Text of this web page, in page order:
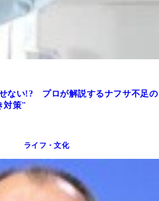
ない!? プロが解説するナフサ不足の
対策"
ライフ・文化